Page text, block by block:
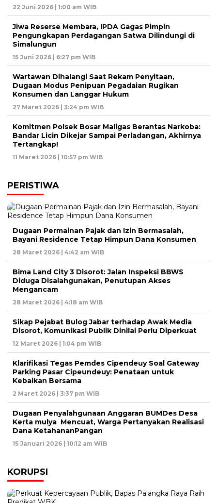
22 Juni 2026 | 1:00 am WIB
Jiwa Reserse Membara, IPDA Gagas Pimpin
Pengungkapan Perdagangan Satwa Dilindungi di
Simalungun
15 Juni 2026 | 6:27 pm WIB
Wartawan Dihalangi Saat Rekam Penyitaan,
Dugaan Modus Penipuan Pegadaian Rugikan
Konsumen dan Langgar Hukum
27 Maret 2026 | 3:24 pm WIB
Komitmen Polsek Bosar Maligas Berantas Narkoba:
Bandar Licin Dikejar Sampai Perladangan, Akhirnya
Tertangkap!
11 Maret 2026 | 10:57 pm WIB
PERISTIWA
Dugaan Permainan Pajak dan Izin Bermasalah,
Bayani Residence Tetap Himpun Dana Konsumen
28 Maret 2026 | 4:42 am WIB
Bima Land City 3 Disorot: Jalan Inspeksi BBWS
Diduga Disalahgunakan, Penutupan Akses
Mengancam
28 Maret 2026 | 4:18 am WIB
Sikap Pejabat Bulog Jabar terhadap Awak Media
Disorot, Komunikasi Publik Dinilai Perlu Diperkuat
12 Maret 2026 | 1:04 pm WIB
Klarifikasi Tegas Pemdes Cipendeuy Soal Gateway
Parking Pasar Cipeundeuy: Penataan untuk
Kebaikan Bersama
2 Maret 2026 | 3:37 pm WIB
Dugaan Penyalahgunaan Anggaran BUMDes Desa
Kerta mulya Mencuat, Warga Pertanyakan Realisasi
Dana KetahananPangan
15 Januari 2026 | 10:12 am WIB
KORUPSI